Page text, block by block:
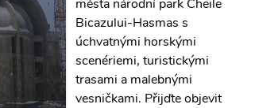
města národní park Cheile
Bicazului-Hasmas s
úchvatnými horskými
scenériemi, turistickými
trasami a malebnými
vesničkami. Přijďte objevit